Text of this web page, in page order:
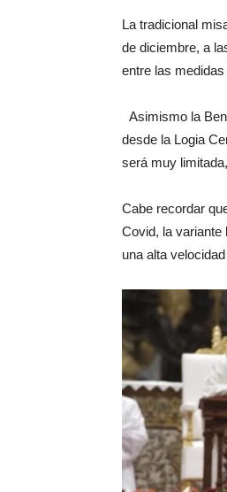
La tradicional
de diciembre, a
entre las
Asimismo la
desde la Logia
será muy
Cabe recordar
Covid, la variante
una alta